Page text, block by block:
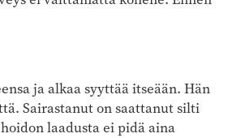
ja alkaa syyttää itseään. Hän
Sairastanut on saattanut silti
laadusta ei pidä aina